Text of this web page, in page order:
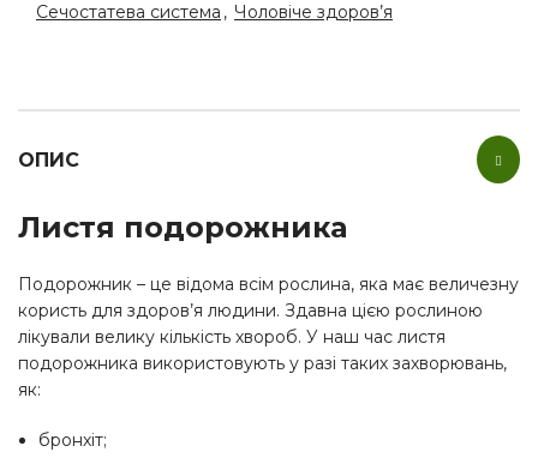
Сечостатева система , Чоловіче здоров’я
ОПИС
Листя подорожника
Подорожник – це відома всім рослина, яка має величезну
користь для здоров’я людини. Здавна цією рослиною
лікували велику кількість хвороб. У наш час листя
подорожника використовують у разі таких захворювань,
як:
бронхіт;